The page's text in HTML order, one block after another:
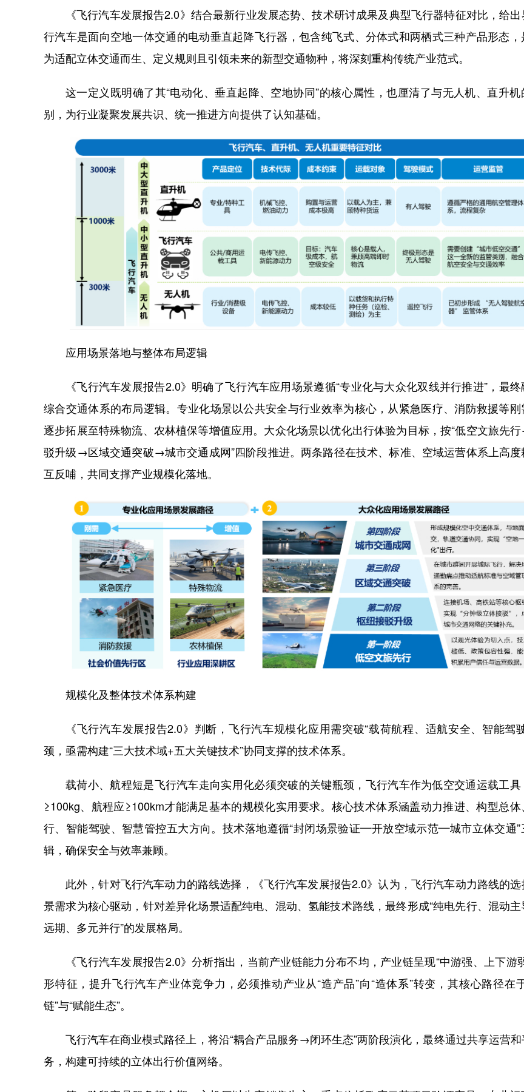
《飞行汽车发展报告2.0》结合最新行业发展态势、技术研讨成果及典型飞行器特征对比，给出
行汽车是面向空地一体交通的电动垂直起降飞行器，包含纯飞式、分体式和两栖式三种产品形态，
为适配立体交通而生、定义规则且引领未来的新型交通物种，将深刻重构传统产业范式。
这一定义既明确了其“电动化、垂直起降、空地协同”的核心属性，也厘清了与无人机、直升机
别，为行业凝聚发展共识、统一推进方向提供了认知基础。
应用场景落地与整体布局逻辑
《飞行汽车发展报告2.0》明确了飞行汽车应用场景遵循“专业化与大众化双线并行推进”，最
综合交通体系的布局逻辑。专业化场景以公共安全与行业效率为核心，从紧急医疗、消防救援等刚
逐步拓展至特殊物流、农林植保等增值应用。大众化场景以优化出行体验为目标，按“低空文旅先
驳升级→区域交通突破→城市交通成网”四阶段推进。两条路径在技术、标准、空域运营体系上高度
互反哺，共同支撑产业规模化落地。
规模化及整体技术体系构建
《飞行汽车发展报告2.0》判断，飞行汽车规模化应用需突破“载荷航程、适航安全、智能驾
颈，亟需构建“三大技术域+五大关键技术”协同支撑的技术体系。
载荷小、航程短是飞行汽车走向实用化必须突破的关键瓶颈，飞行汽车作为低空交通运载工具
≥100kg、航程应≥100km才能满足基本的规模化实用要求。核心技术体系涵盖动力推进、构型总体
行、智能驾驶、智慧管控五大方向。技术落地遵循“封闭场景验证—开放空域示范—城市立体交通”
辑，确保安全与效率兼顾。
此外，针对飞行汽车动力的路线选择，《飞行汽车发展报告2.0》认为，飞行汽车动力路线的选
景需求为核心驱动，针对差异化场景适配纯电、混动、氢能技术路线，最终形成“纯电先行、混动
远期、多元并行”的发展格局。
《飞行汽车发展报告2.0》分析指出，当前产业链能力分布不均，产业链呈现“中游强、上下游
形特征，提升飞行汽车产业体竞争力，必须推动产业从“造产品”向“造体系”转变，其核心路径在
链”与“赋能生态”。
飞行汽车在商业模式路径上，将沿“耦合产品服务→闭环生态”两阶段演化，最终通过共享运营和
务，构建可持续的立体出行价值网络。